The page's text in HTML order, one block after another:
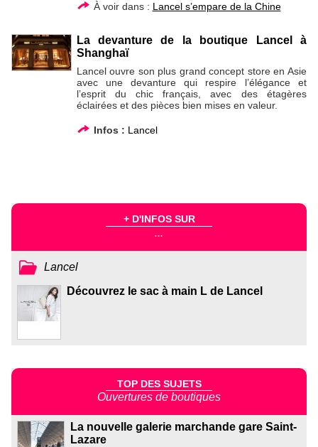
À voir dans : Lancel s’empare de la Chine
La devanture de la boutique Lancel à
Shanghaï
Lancel ouvre son plus grand concept store en Asie
avec une devanture qui respire l’élégance et
l’esprit du chic français, avec des étagères
éclairées et des pièces bien mises en valeur.
Infos : Lancel
+ D'INFOS SUR
...
Lancel
Découvrez le sac à main L de Lancel
TOP DES SUJETS
Ouvertures de boutiques
La nouvelle galerie marchande gare Saint-
Lazare